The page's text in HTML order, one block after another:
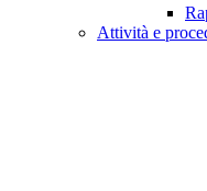
Attività e